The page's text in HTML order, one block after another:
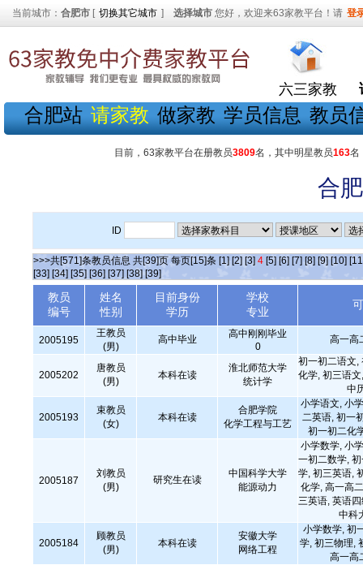
当前城市： 合肥市 [ 切换其它城市 ] 选择城市 您好，欢迎来63家教平台！请 登
六三家教
合肥站 请家教 做家教 学员信息 教员
目前，63家教平台在册教员3809名，其中明星教员163名
合
ID
>>>共[571]条教员信息 共[39]页 每页[15]条 [1] [2] [3] 4 [5] [6] [7] [8] [9] [10]
[33] [34] [35] [36] [37] [38] [39]
教员
编号
姓名
性别
目前身份
学历
学校
专业
2005195
王教员
(男)
高中毕业
高中刚刚毕业
0
高一高
2005202
唐教员
(男)
本科在读
淮北师范大学
统计学
初一初二语文,
化学, 初三语
中
2005193
束教员
(女)
本科在读
合肥学院
化学工程与工艺
小学语文, 小
二英语, 初一
初一初二化
2005187
刘教员
(男)
研究生在读
中国科学大学
能源动力
小学数学, 小
一初二数学,
学, 初三英语,
化学, 高一高
三英语, 英语
中科
2005184
顾教员
(男)
本科在读
安徽大学
网络工程
小学数学, 初
学, 初三物理,
高一高